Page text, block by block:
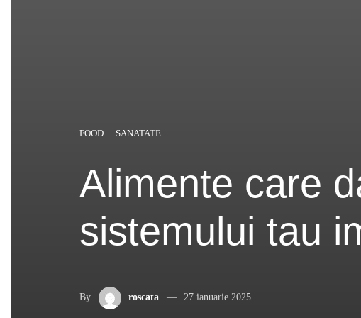
FOOD SANATATE
Alimente care
sistemului tau
By roscata 27 ianuarie 2025